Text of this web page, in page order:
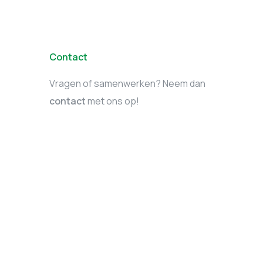
Contact
Vragen of samenwerken? Neem dan
contactmet ons op!